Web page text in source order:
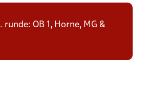
runde: OB 1, Horne, MG &